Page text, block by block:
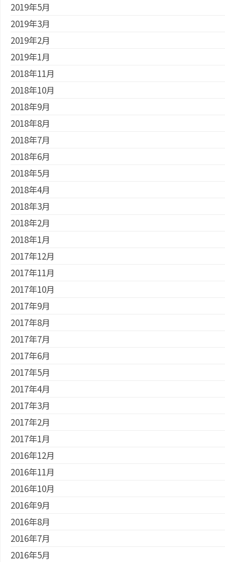
2019年5月
2019年3月
2019年2月
2019年1月
2018年11月
2018年10月
2018年9月
2018年8月
2018年7月
2018年6月
2018年5月
2018年4月
2018年3月
2018年2月
2018年1月
2017年12月
2017年11月
2017年10月
2017年9月
2017年8月
2017年7月
2017年6月
2017年5月
2017年4月
2017年3月
2017年2月
2017年1月
2016年12月
2016年11月
2016年10月
2016年9月
2016年8月
2016年7月
2016年5月